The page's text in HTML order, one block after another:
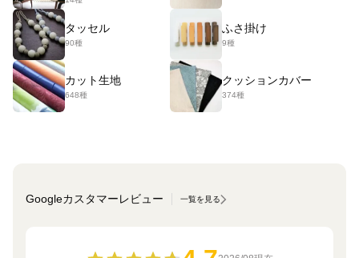
タッセル
90種
ふさ掛け
9種
カット生地
648種
クッションカバー
374種
Googleカスタマーレビュー 一覧を見る